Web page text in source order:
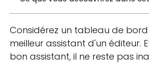
Considérez un tableau de
meilleur assistant d'un éditeur.
bon assistant, il ne reste pas